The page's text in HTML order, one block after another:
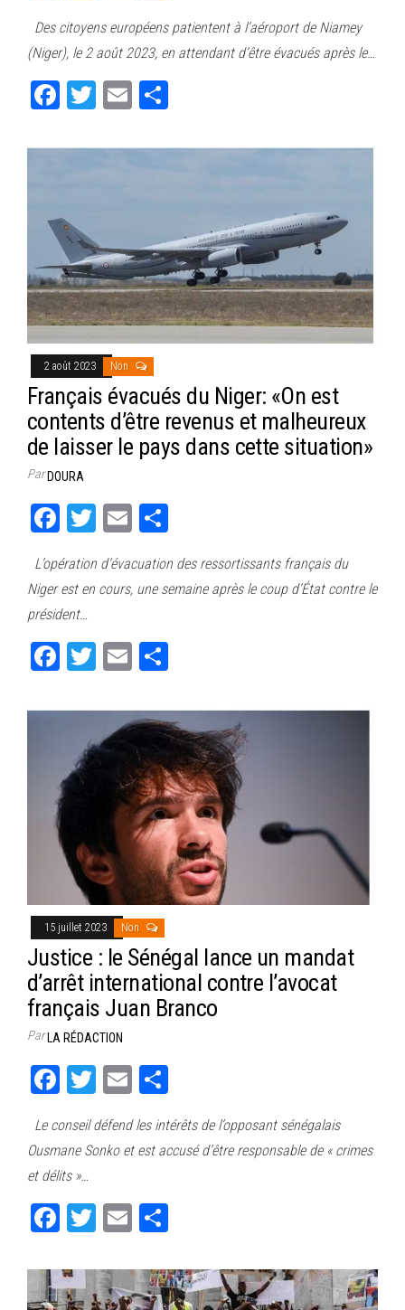
bo
ok
tt
er
ail ag
er
Des citoyens européens patientent à l’aéroport de Niamey
(Niger), le 2 août 2023, en attendant d’être évacués après le…
Fa
bo
T
tt
E
ail ag
2 août 2023 Non
Français évacués du Niger: «On est
contents d’être revenus et malheureux
de laisser le pays dans cette situation»
ParDOURA
Fa
bo
ok
T
tt
er
E
ail ag
er
L’opération d’évacuation des ressortissants français du
Niger est en cours, une semaine après le coup d’État contre le
président…
Fa
bo
ok
T
tt
er
E
ail ag
er
15 juillet 2023 Non
Justice : le Sénégal lance un mandat
d’arrêt international contre l’avocat
français Juan Branco
ParLA RÉDACTION
Fa
bo
ok
T
tt
er
E
ail ag
er
Le conseil défend les intérêts de l’opposant sénégalais
Ousmane Sonko et est accusé d’être responsable de « crimes
et délits »…
Fa
bo
T
tt
E
ail ag